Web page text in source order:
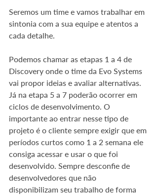
Seremos um time e vamos trabalhar em
sintonia com a sua equipe e atentos a
cada detalhe.
Podemos chamar as etapas 1 a 4 de
Discovery onde o time da Evo Systems
vai propor ideias e avaliar alternativas.
Já na etapa 5 a 7 poderão ocorrer em
ciclos de desenvolvimento. O
importante ao entrar nesse tipo de
projeto é o cliente sempre exigir que em
períodos curtos como 1 a 2 semana ele
consiga acessar e usar o que foi
desenvolvido. Sempre desconfie de
desenvolvedores que não
disponibilizam seu trabalho de forma